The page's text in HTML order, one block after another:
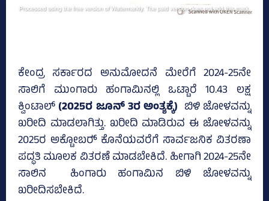
ಕೇಂದ್ರ ಸರ್ಕಾರದ ಅನುಮೋದನೆ ಮೇರೆಗೆ 2024-25ನೇ
ಸಾಲಿಗೆ ಮುಂಗಾರು ಹಂಗಾಮಿನಲ್ಲಿ ಒಟ್ಟಾರೆ 10.43 ಲಕ್ಷ
ಕ್ವಿಂಟಾಲ್‌ (2025ರ ಜೂನ್‌ 3ರ ಅಂತ್ಯಕ್ಕೆ) ಬಿಳಿ ಜೋಳವನ್ನು
ಖರೀದಿ ಮಾಡಲಾಗಿತ್ತು. ಖರೀದಿ ಮಾಡಿರುವ ಈ ಜೋಳವನ್ನು
2025ರ ಅಕ್ಟೋಬರ್‍‌ ಕೊನೆಯವರೆಗೆ ಸಾರ್ವಜನಿಕ ವಿತರಣಾ
ಪದ್ಧತಿ ಮೂಲಕ ವಿತರಣೆ ಮಾಡಬೇಕಿದೆ. ಹೀಗಾಗಿ 2024-25ನೇ
ಸಾಲಿನ ಹಿಂಗಾರು ಹಂಗಾಮಿನ ಬಿಳಿ ಜೋಳವನ್ನು
ಖರೀದಿಸಬೇಕಿದೆ.